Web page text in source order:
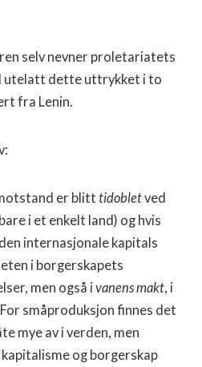
selv nevner proletariatets
utelatt dette uttrykket i to
fra Lenin.
er blitt tidobletved
i et enkelt land) og hvis
internasjonale kapitals
i borgerskapets
men også i vanens makt, i
For småproduksjon finnes det
mye av i verden, men
kapitalisme og borgerskap